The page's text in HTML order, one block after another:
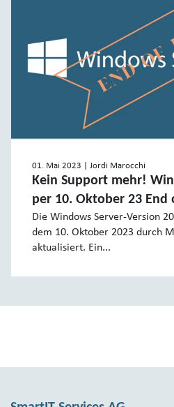
01. Mai 2023 | Jordi Marocchi
Kein Support mehr!
per 10. Oktober 23 End
Die Windows Server-Version
dem 10. Oktober 2023 durch
aktualisiert. Ein...